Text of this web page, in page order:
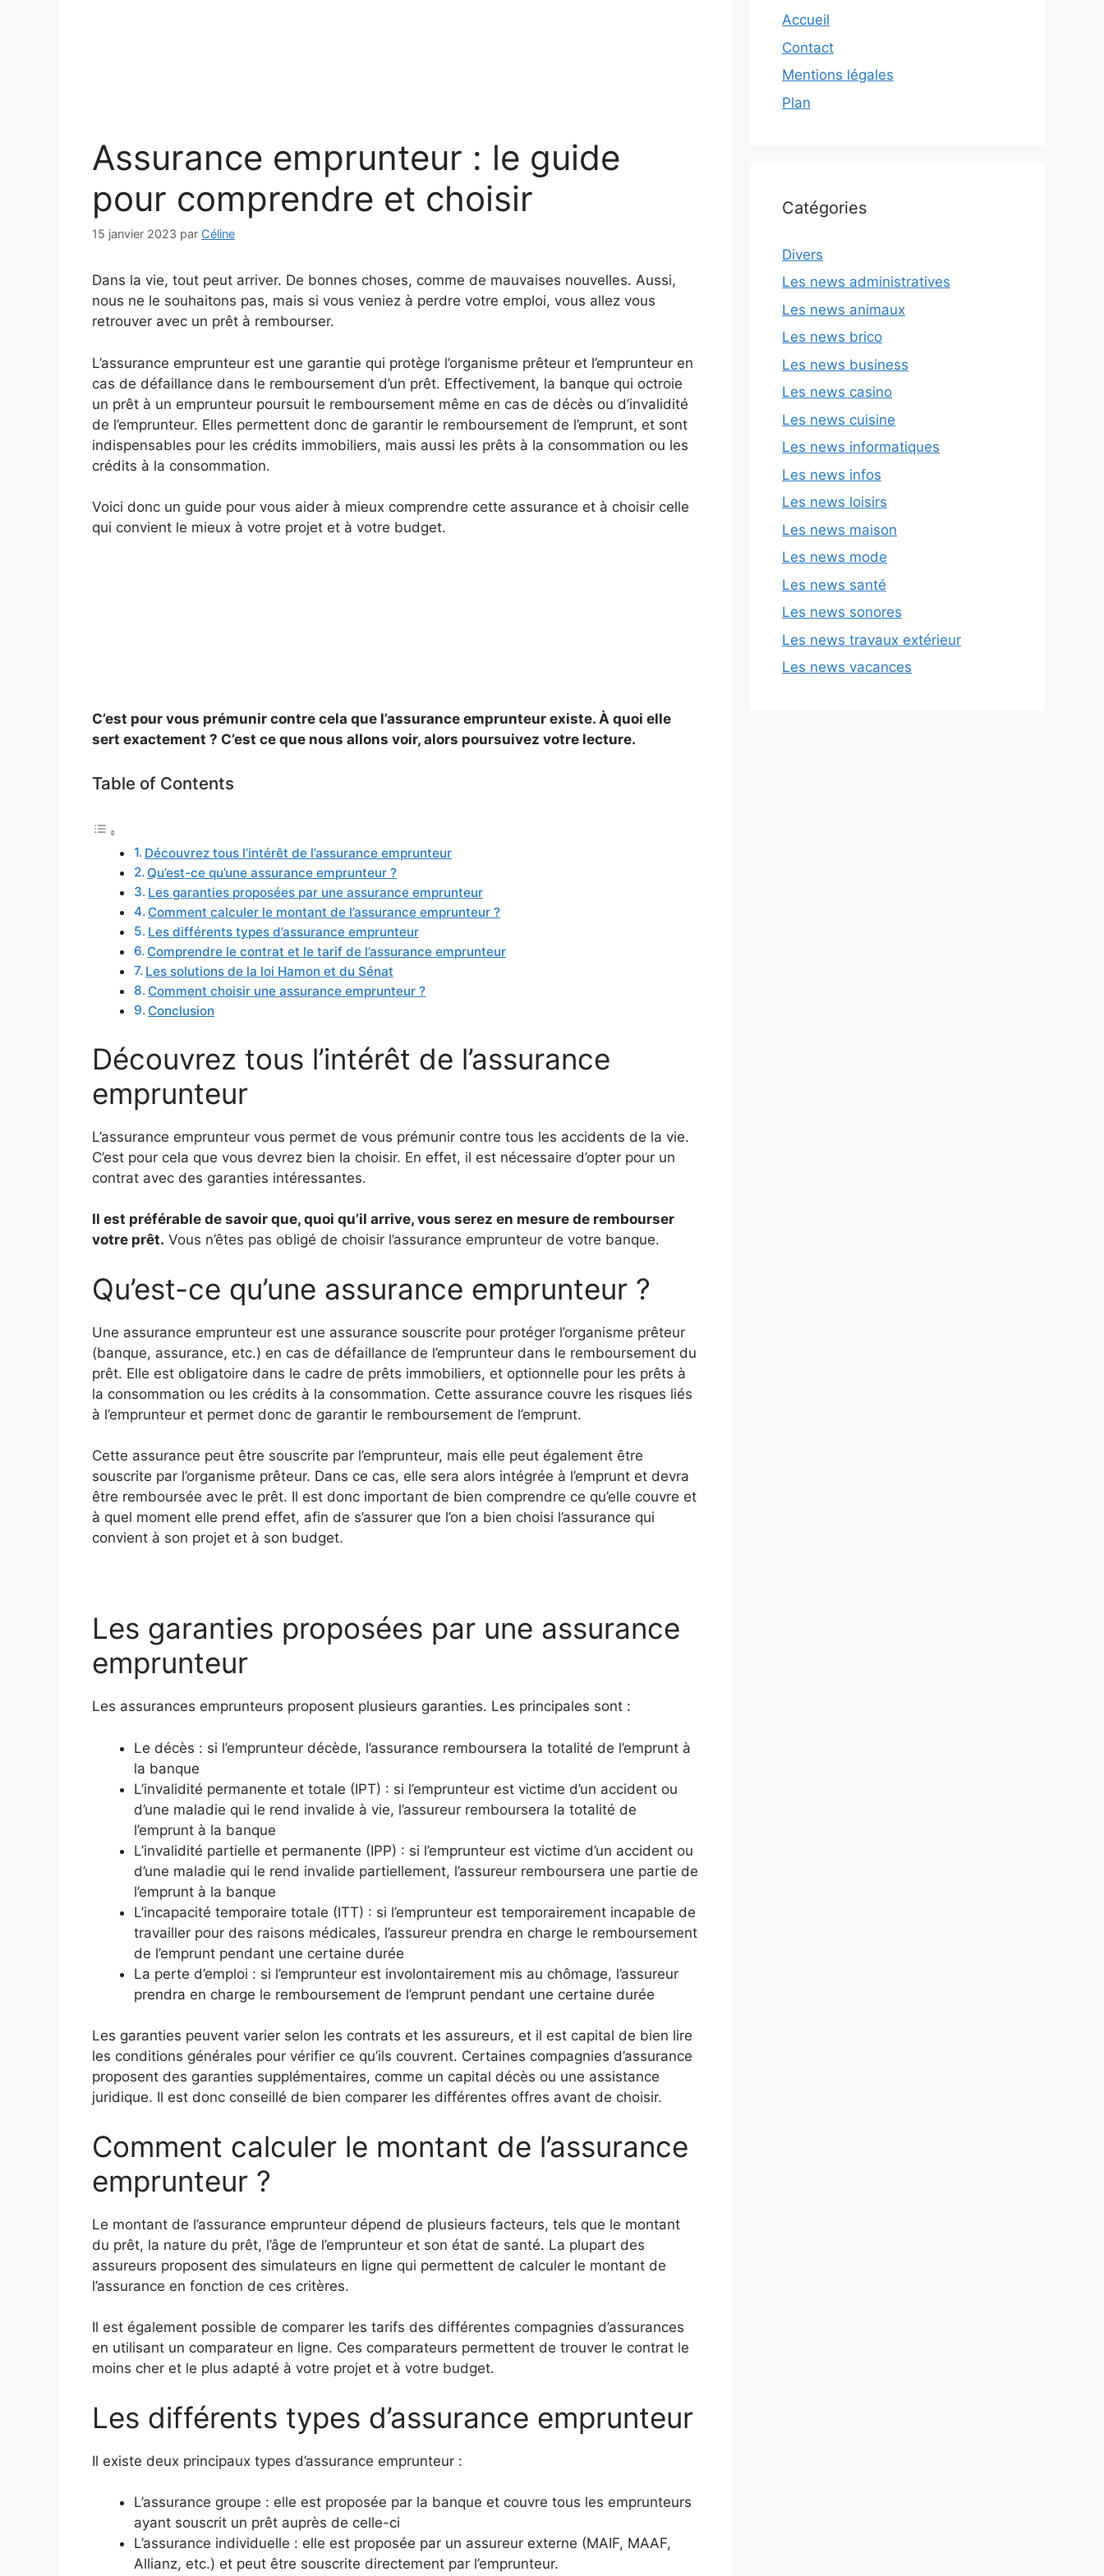
Assurance emprunteur : le guide
pour comprendre et choisir
15 janvier 2023 par Céline
Dans la vie, tout peut arriver. De bonnes choses, comme de mauvaises nouvelles. Aussi,
nous ne le souhaitons pas, mais si vous veniez à perdre votre emploi, vous allez vous
retrouver avec un prêt à rembourser.
L’assurance emprunteur est une garantie qui protège l’organisme prêteur et l’emprunteur en
cas de défaillance dans le remboursement d’un prêt. Effectivement, la banque qui octroie
un prêt à un emprunteur poursuit le remboursement même en cas de décès ou d’invalidité
de l’emprunteur. Elles permettent donc de garantir le remboursement de l’emprunt, et sont
indispensables pour les crédits immobiliers, mais aussi les prêts à la consommation ou les
crédits à la consommation.
Voici donc un guide pour vous aider à mieux comprendre cette assurance et à choisir celle
qui convient le mieux à votre projet et à votre budget.
C’est pour vous prémunir contre cela que l’assurance emprunteur existe. À quoi elle
sert exactement ? C’est ce que nous allons voir, alors poursuivez votre lecture.
Table of Contents
Découvrez tous l’intérêt de l’assurance emprunteur
Qu’est-ce qu’une assurance emprunteur ?
Les garanties proposées par une assurance emprunteur
Comment calculer le montant de l’assurance emprunteur ?
Les différents types d’assurance emprunteur
Comprendre le contrat et le tarif de l’assurance emprunteur
Les solutions de la loi Hamon et du Sénat
Comment choisir une assurance emprunteur ?
Conclusion
Découvrez tous l’intérêt de l’assurance
emprunteur
L’assurance emprunteur vous permet de vous prémunir contre tous les accidents de la vie.
C’est pour cela que vous devrez bien la choisir. En effet, il est nécessaire d’opter pour un
contrat avec des garanties intéressantes.
Il est préférable de savoir que, quoi qu’il arrive, vous serez en mesure de rembourser
votre prêt. Vous n’êtes pas obligé de choisir l’assurance emprunteur de votre banque.
Qu’est-ce qu’une assurance emprunteur ?
Une assurance emprunteur est une assurance souscrite pour protéger l’organisme prêteur
(banque, assurance, etc.) en cas de défaillance de l’emprunteur dans le remboursement du
prêt. Elle est obligatoire dans le cadre de prêts immobiliers, et optionnelle pour les prêts à
la consommation ou les crédits à la consommation. Cette assurance couvre les risques liés
à l’emprunteur et permet donc de garantir le remboursement de l’emprunt.
Cette assurance peut être souscrite par l’emprunteur, mais elle peut également être
souscrite par l’organisme prêteur. Dans ce cas, elle sera alors intégrée à l’emprunt et devra
être remboursée avec le prêt. Il est donc important de bien comprendre ce qu’elle couvre et
à quel moment elle prend effet, afin de s’assurer que l’on a bien choisi l’assurance qui
convient à son projet et à son budget.
Les garanties proposées par une assurance
emprunteur
Les assurances emprunteurs proposent plusieurs garanties. Les principales sont :
Le décès : si l’emprunteur décède, l’assurance remboursera la totalité de l’emprunt à
la banque
L’invalidité permanente et totale (IPT) : si l’emprunteur est victime d’un accident ou
d’une maladie qui le rend invalide à vie, l’assureur remboursera la totalité de
l’emprunt à la banque
L’invalidité partielle et permanente (IPP) : si l’emprunteur est victime d’un accident ou
d’une maladie qui le rend invalide partiellement, l’assureur remboursera une partie de
l’emprunt à la banque
L’incapacité temporaire totale (ITT) : si l’emprunteur est temporairement incapable de
travailler pour des raisons médicales, l’assureur prendra en charge le remboursement
de l’emprunt pendant une certaine durée
La perte d’emploi : si l’emprunteur est involontairement mis au chômage, l’assureur
prendra en charge le remboursement de l’emprunt pendant une certaine durée
Les garanties peuvent varier selon les contrats et les assureurs, et il est capital de bien lire
les conditions générales pour vérifier ce qu’ils couvrent. Certaines compagnies d’assurance
proposent des garanties supplémentaires, comme un capital décès ou une assistance
juridique. Il est donc conseillé de bien comparer les différentes offres avant de choisir.
Comment calculer le montant de l’assurance
emprunteur ?
Le montant de l’assurance emprunteur dépend de plusieurs facteurs, tels que le montant
du prêt, la nature du prêt, l’âge de l’emprunteur et son état de santé. La plupart des
assureurs proposent des simulateurs en ligne qui permettent de calculer le montant de
l’assurance en fonction de ces critères.
Il est également possible de comparer les tarifs des différentes compagnies d’assurances
en utilisant un comparateur en ligne. Ces comparateurs permettent de trouver le contrat le
moins cher et le plus adapté à votre projet et à votre budget.
Les différents types d’assurance emprunteur
Il existe deux principaux types d’assurance emprunteur :
L’assurance groupe : elle est proposée par la banque et couvre tous les emprunteurs
ayant souscrit un prêt auprès de celle-ci
L’assurance individuelle : elle est proposée par un assureur externe (MAIF, MAAF,
Allianz, etc.) et peut être souscrite directement par l’emprunteur.
Accueil
Contact
Mentions légales
Plan
Catégories
Divers
Les news administratives
Les news animaux
Les news brico
Les news business
Les news casino
Les news cuisine
Les news informatiques
Les news infos
Les news loisirs
Les news maison
Les news mode
Les news santé
Les news sonores
Les news travaux extérieur
Les news vacances